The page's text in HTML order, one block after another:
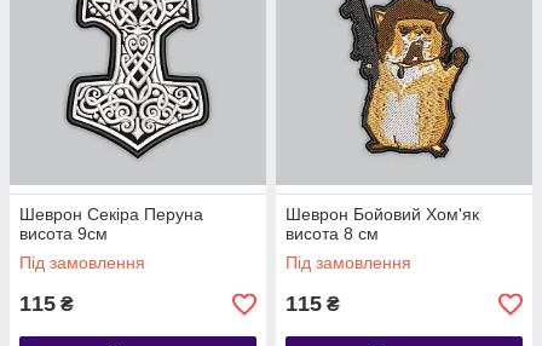
Шеврон Секіра Перуна
висота 9см
Під замовлення
115 ₴
Шеврон Бойовий Хом'як
висота 8 см
Під замовлення
115 ₴